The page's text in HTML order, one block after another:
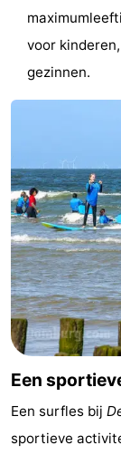
drinken
Evenementen
Praktisch
Forum
-
Parkeren
Veerboot
Nieuws
Medische
adressen
Regio
Zeeland
voor
gezinnen.
Een
Een surfles bij
sportieve